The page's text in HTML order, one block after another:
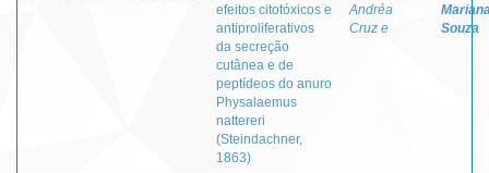
efeitos citotóxicos e
antiproliferativos
da secreção
cutânea e de
peptídeos do anuro
Physalaemus
nattereri
(Steindachner,
1863)
Andréa
Cruz e
Souza